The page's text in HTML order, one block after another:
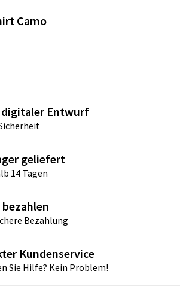
Camo
digitaler Entwurf
geliefert
14 Tagen
Bezahlung
Kundenservice
Sie Hilfe? Kein Problem!